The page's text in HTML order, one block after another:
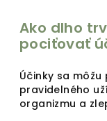
Ako dlho
pociťovať
Účinky sa
pravidelného
organizmu a